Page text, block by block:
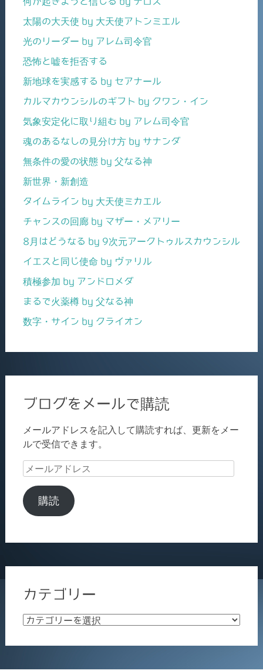
太陽の大天使 by 大天使アトンミエル
光のリーダー by アレム司令官
恐怖と嘘を拒否する
新地球を実感する by セアナール
カルマカウンシルのギフト by クワン・イン
気象安定化に取り組む by アレム司令官
魂のあるなしの見分け方 by サナンダ
無条件の愛の状態 by 父なる神
新世界・新創造
タイムライン by 大天使ミカエル
チャンスの回廊 by マザー・メアリー
8月はどうなる by 9次元アークトゥルスカウンシル
イエスと同じ使命 by ヴァリル
積極参加 by アンドロメダ
まるで火薬樽 by 父なる神
数字・サイン by クライオン
ブログをメールで購読
メールアドレスを記入して購読すれば、更新をメー
ルで受信できます。
メ
ル
ア
購読
カテゴリー
カ
ゴ